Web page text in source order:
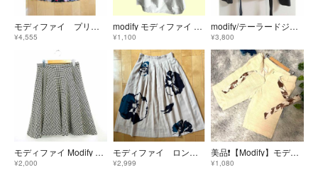
モディファイ プリーツロングスカート 黒地花柄
¥4,555
modify モディファイ 半袖カットソー 40 ホワイト 無地 H610
¥1,100
modify/テーラードジャケット
¥3,800
モディファイ Modify フレアスカート 千鳥柄 ひざ丈 ウール カシミヤ混
¥2,000
モディファイ ロングスカート ベージュ色
¥2,999
美品❗️【Modify】モディファイ ハーフパンツ 42 クリーム
¥1,080